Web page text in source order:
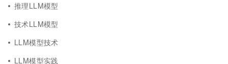
推理LLM模型
技术LLM模型
LLM模型技术
LLM模型实践